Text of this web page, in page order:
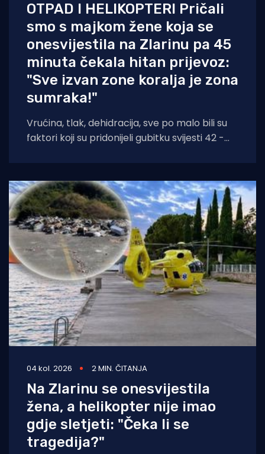
OTPAD I HELIKOPTERI Pričali
smo s majkom žene koja se
onesvijestila na Zlarinu pa 45
minuta čekala hitan prijevoz:
"Sve izvan zone koralja je zona
sumraka!"
Vrućina, tlak, dehidracija, sve po malo bili su
faktori koji su pridonijeli gubitku svijesti 42 -
04 kol. 2026 2 MIN. ČITANJA
Na Zlarinu se onesvijestila
žena, a helikopter nije imao
gdje sletjeti: "Čeka li se
tragedija?"